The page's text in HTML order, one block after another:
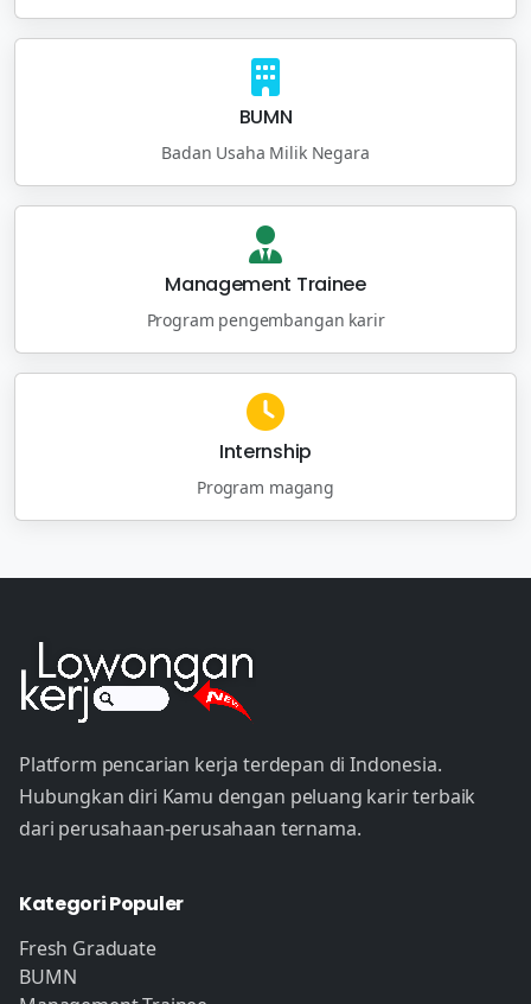
BUMN
Badan Usaha Milik Negara
Management Trainee
Program pengembangan karir
Internship
Program magang
Platform pencarian kerja terdepan di Indonesia.
Hubungkan diri Kamu dengan peluang karir terbaik
dari perusahaan-perusahaan ternama.
Kategori Populer
Fresh Graduate
BUMN